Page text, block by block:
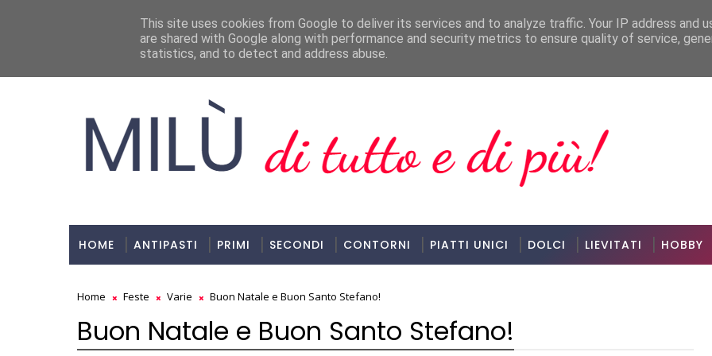
Milù, Di Tutto E Di Più!
ULTIMI POST
HOME ANTIPASTI PRIMI SECONDI CONTORNI PIATTI UNICI DOLCI LIEVITATI HOBBY
Home Feste Varie Buon Natale e Buon Santo Stefano!
Buon Natale e Buon Santo Stefano!
This site uses cookies from Google to deliver its services and to analyze traffic. Your IP address and
are shared with Google along with performance and security metrics to ensure quality of service,
statistics, and to detect and address abuse.